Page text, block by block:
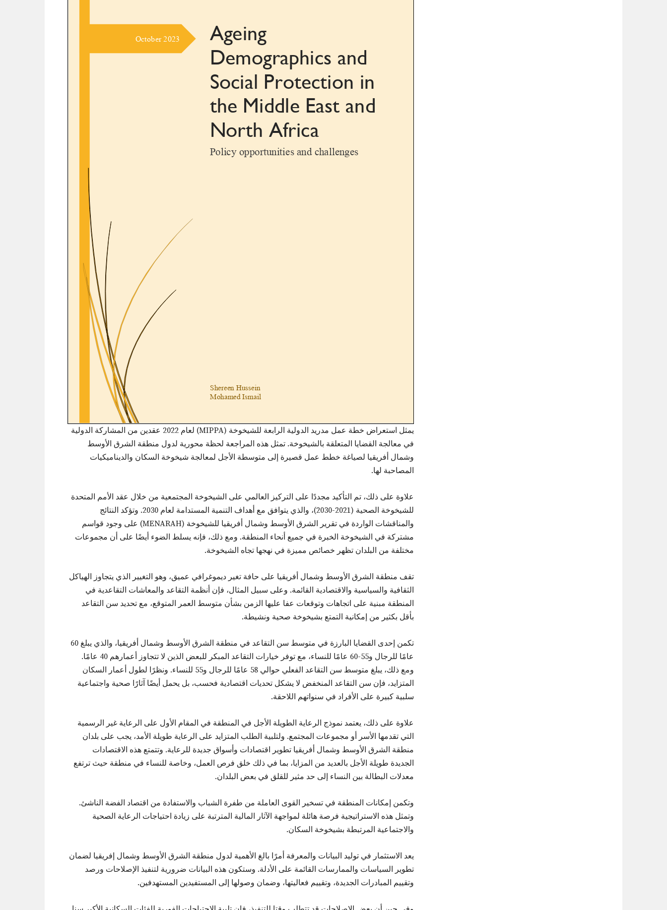
يمثل استعراض خطة عمل مدريد الدولية الرابعة للشيخوخة (MIPPA) لعام 2022 عقدين من المشاركة الدولية
في معالجة القضايا المتعلقة بالشيخوخة. تمثل هذه المراجعة لحظة محورية لدول منطقة الشرق الأوسط
وشمال أفريقيا لصياغة خطط عمل قصيرة إلى متوسطة الأجل لمعالجة شيخوخة السكان والديناميكيات
المصاحبة لها.
علاوة على ذلك، تم التأكيد مجددًا على التركيز العالمي على الشيخوخة المجتمعية من خلال عقد الأمم المتحدة
للشيخوخة الصحية (2021-2030)، والذي يتوافق مع أهداف التنمية المستدامة لعام 2030. وتؤكد النتائج
والمناقشات الواردة في تقرير الشرق الأوسط وشمال أفريقيا للشيخوخة (MENARAH) على وجود قواسم
مشتركة في الشيخوخة الخبرة في جميع أنحاء المنطقة. ومع ذلك، فإنه يسلط الضوء أيضًا على أن مجموعات
مختلفة من البلدان تظهر خصائص مميزة في نهجها تجاه الشيخوخة.
تقف منطقة الشرق الأوسط وشمال أفريقيا على حافة تغير ديموغرافي عميق، وهو التغيير الذي يتجاوز الهياكل
الثقافية والسياسية والاقتصادية القائمة. وعلى سبيل المثال، فإن أنظمة التقاعد والمعاشات التقاعدية في
المنطقة مبنية على اتجاهات وتوقعات عفا عليها الزمن بشأن متوسط العمر المتوقع، مع تحديد سن التقاعد
بأقل بكثير من إمكانية التمتع بشيخوخة صحية ونشيطة.
تكمن إحدى القضايا البارزة في متوسط سن التقاعد في منطقة الشرق الأوسط وشمال أفريقيا، والذي يبلغ 60
عامًا للرجال و55-60 عامًا للنساء، مع توفر خيارات التقاعد المبكر للبعض الذين لا تتجاوز أعمارهم 40 عامًا.
ومع ذلك، يبلغ متوسط سن التقاعد الفعلي حوالي 58 عامًا للرجال و55 للنساء. ونظرًا لطول أعمار السكان
المتزايد، فإن سن التقاعد المنخفض لا يشكل تحديات اقتصادية فحسب، بل يحمل أيضًا آثارًا صحية واجتماعية
سلبية كبيرة على الأفراد في سنواتهم اللاحقة.
علاوة على ذلك، يعتمد نموذج الرعاية الطويلة الأجل في المنطقة في المقام الأول على الرعاية غير الرسمية
التي تقدمها الأسر أو مجموعات المجتمع. ولتلبية الطلب المتزايد على الرعاية طويلة الأمد، يجب على بلدان
منطقة الشرق الأوسط وشمال أفريقيا تطوير اقتصادات وأسواق جديدة للرعاية. وتتمتع هذه الاقتصادات
الجديدة طويلة الأجل بالعديد من المزايا، بما في ذلك خلق فرص العمل، وخاصة للنساء في منطقة حيث ترتفع
معدلات البطالة بين النساء إلى حد مثير للقلق في بعض البلدان.
وتكمن إمكانات المنطقة في تسخير القوى العاملة من طفرة الشباب والاستفادة من اقتصاد الفضة الناشئ.
وتمثل هذه الاستراتيجية فرصة هائلة لمواجهة الآثار المالية المترتبة على زيادة احتياجات الرعاية الصحية
والاجتماعية المرتبطة بشيخوخة السكان.
يعد الاستثمار في توليد البيانات والمعرفة أمرًا بالغ الأهمية لدول منطقة الشرق الأوسط وشمال إفريقيا لضمان
تطوير السياسات والممارسات القائمة على الأدلة. وستكون هذه البيانات ضرورية لتنفيذ الإصلاحات ورصد
وتقييم المبادرات الجديدة، وتقييم فعاليتها، وضمان وصولها إلى المستفيدين المستهدفين.